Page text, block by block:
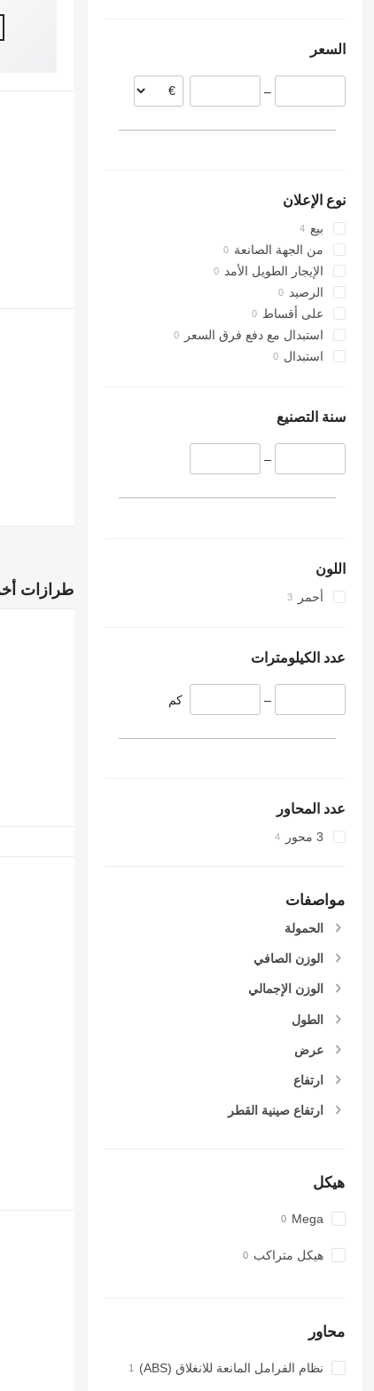
السعر
–
نوع الإعلان
بيع
من الجهة الصانعة
الإيجار الطويل الأمد
الرصيد
على أقساط
استبدال مع دفع فرق السعر
استبدال
سنة التصنيع
–
اللون
أحمر
عدد الكيلومترات
– كم
عدد المحاور
3 محور
مواصفات
الحمولة
الوزن الصافي
الوزن الإجمالي
الطول
عرض
ارتفاع
ارتفاع صينية القطر
هيكل
Mega
هيكل متراكب
محاور
نظام الفرامل المانعة للانغلاق (ABS)
طرازات